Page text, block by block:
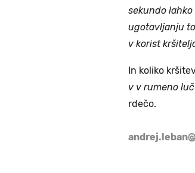
sekundo
ugotavljanju
v korist
In koliko
v v rumeno
rdečo.